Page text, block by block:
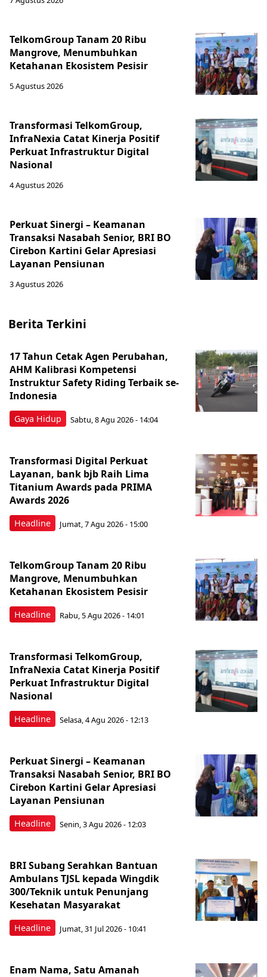
TelkomGroup Tanam 20 Ribu
Mangrove, Menumbuhkan
Ketahanan Ekosistem Pesisir
5 Agustus 2026
Transformasi TelkomGroup,
InfraNexia Catat Kinerja Positif
Perkuat Infrastruktur Digital
Nasional
4 Agustus 2026
Perkuat Sinergi – Keamanan
Transaksi Nasabah Senior, BRI BO
Cirebon Kartini Gelar Apresiasi
Layanan Pensiunan
3 Agustus 2026
Berita Terkini
Gaya Hidup
17 Tahun Cetak Agen Perubahan,
AHM Kalibrasi Kompetensi
Instruktur Safety Riding Terbaik se-
Indonesia
Sabtu, 8 Agu 2026 - 14:04
Headline
Transformasi Digital Perkuat
Layanan, bank bjb Raih Lima
Titanium Awards pada PRIMA
Awards 2026
Jumat, 7 Agu 2026 - 15:00
Headline
TelkomGroup Tanam 20 Ribu
Mangrove, Menumbuhkan
Ketahanan Ekosistem Pesisir
Rabu, 5 Agu 2026 - 14:01
Headline
Transformasi TelkomGroup,
InfraNexia Catat Kinerja Positif
Perkuat Infrastruktur Digital
Nasional
Selasa, 4 Agu 2026 - 12:13
Headline
Perkuat Sinergi – Keamanan
Transaksi Nasabah Senior, BRI BO
Cirebon Kartini Gelar Apresiasi
Layanan Pensiunan
Senin, 3 Agu 2026 - 12:03
Headline
BRI Subang Serahkan Bantuan
Ambulans TJSL kepada Wingdik
300/Teknik untuk Penunjang
Kesehatan Masyarakat ​
Jumat, 31 Jul 2026 - 10:41
Enam Nama, Satu Amanah